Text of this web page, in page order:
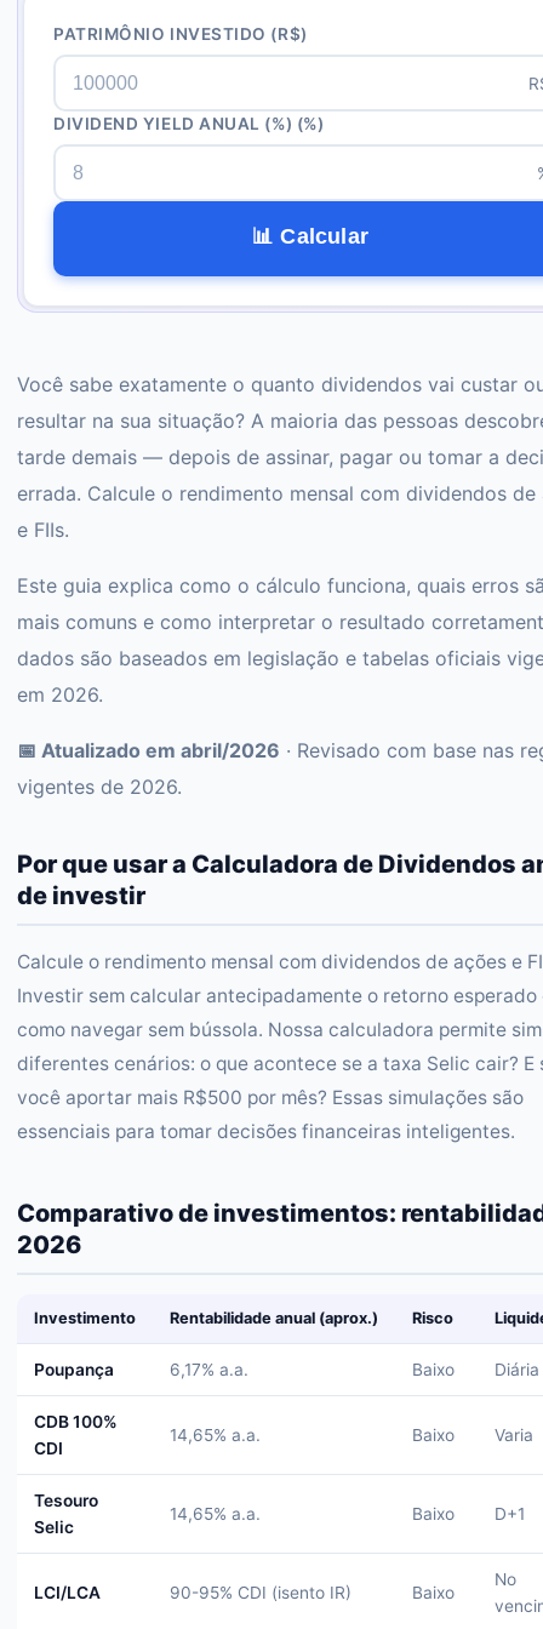
PATRIMÔNIO INVESTIDO (R$)
DIVIDEND YIELD ANUAL (%) (%)
📊 Calcular
Você sabe exatamente o quanto dividendos vai custar
resultar na sua situação? A maioria das pessoas
tarde demais — depois de assinar, pagar ou tomar a
errada. Calcule o rendimento mensal com dividendos de
e FIIs.
Este guia explica como o cálculo funciona, quais erros
mais comuns e como interpretar o resultado
dados são baseados em legislação e tabelas oficiais
em 2026.
📅 Atualizado em abril/2026 · Revisado com base nas
vigentes de 2026.
Por que usar a Calculadora de Dividendos
de investir
Calcule o rendimento mensal com dividendos de ações e
Investir sem calcular antecipadamente o retorno esperado
como navegar sem bússola. Nossa calculadora permite
diferentes cenários: o que acontece se a taxa Selic cair? E
você aportar mais R$500 por mês? Essas simulações são
essenciais para tomar decisões financeiras inteligentes.
Comparativo de investimentos:
2026
Investimento Rentabilidade anual (aprox.) Risco
Poupança 6,17% a.a. Baixo Diária
CDB 100%
CDI
14,65% a.a. Baixo Varia
Tesouro
Selic
14,65% a.a. Baixo D+1
LCI/LCA 90-95% CDI (isento IR) Baixo
No